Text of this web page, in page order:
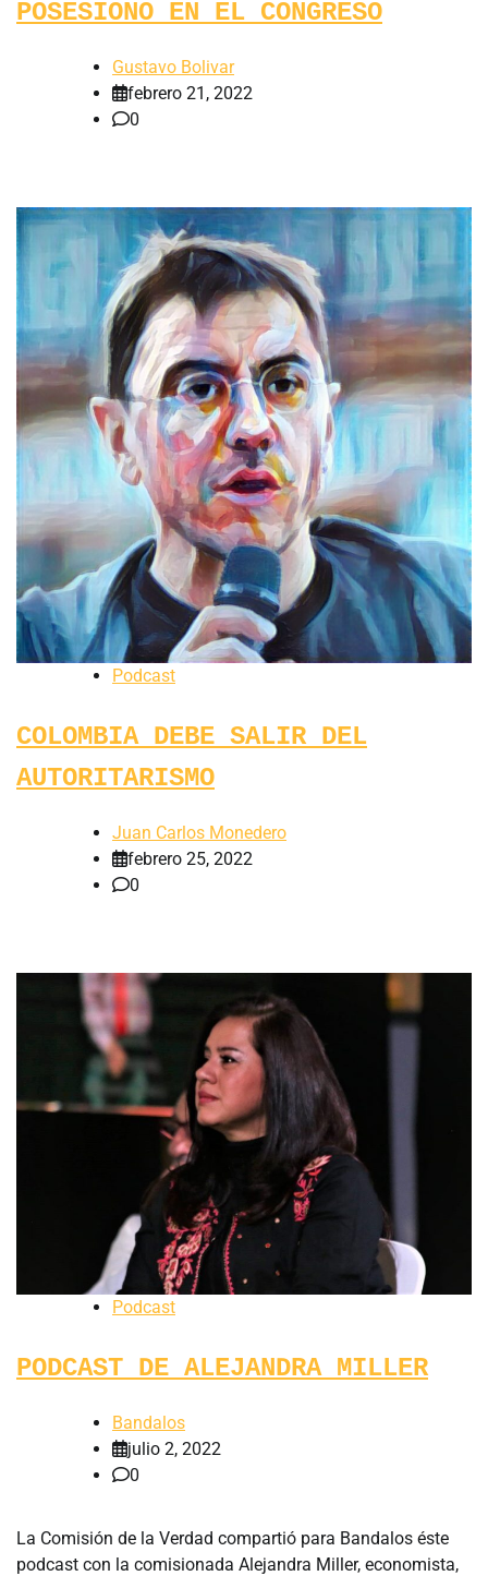
POSESIONO EN EL CONGRESO
Gustavo Bolivar
febrero 21, 2022
0
Podcast
COLOMBIA DEBE SALIR DEL
AUTORITARISMO
Juan Carlos Monedero
febrero 25, 2022
0
Podcast
PODCAST DE ALEJANDRA MILLER
Bandalos
julio 2, 2022
0
La Comisión de la Verdad compartió para Bandalos éste
podcast con la comisionada Alejandra Miller, economista,